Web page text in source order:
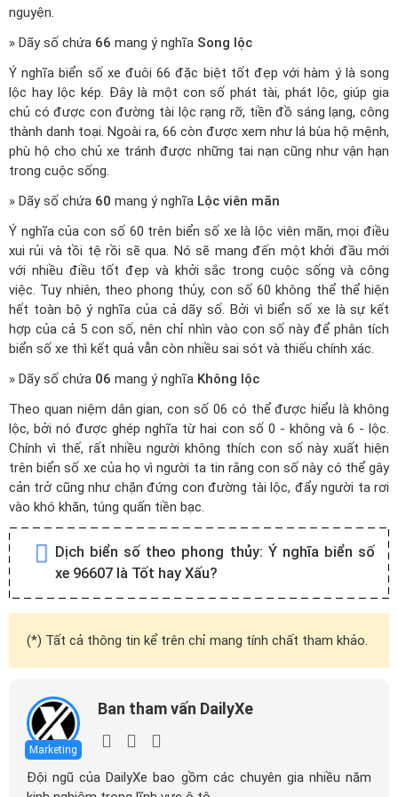
nguyện.
» Dãy số chứa 66 mang ý nghĩa Song lộc
Ý nghĩa biển số xe đuôi 66 đặc biệt tốt đẹp với hàm ý là song
lộc hay lộc kép. Đây là một con số phát tài, phát lộc, giúp gia
chủ có được con đường tài lộc rạng rỡ, tiền đồ sáng lạng, công
thành danh toại. Ngoài ra, 66 còn được xem như lá bùa hộ mệnh,
phù hộ cho chủ xe tránh được những tai nạn cũng như vận hạn
trong cuộc sống.
» Dãy số chứa 60 mang ý nghĩa Lộc viên mãn
Ý nghĩa của con số 60 trên biển số xe là lộc viên mãn, mọi điều
xui rủi và tồi tệ rồi sẽ qua. Nó sẽ mang đến một khởi đầu mới
với nhiều điều tốt đẹp và khởi sắc trong cuộc sống và công
việc. Tuy nhiên, theo phong thủy, con số 60 không thể thể hiện
hết toàn bộ ý nghĩa của cả dãy số. Bởi vì biển số xe là sự kết
hợp của cả 5 con số, nên chỉ nhìn vào con số này để phân tích
biển số xe thì kết quả vẫn còn nhiều sai sót và thiếu chính xác.
» Dãy số chứa 06 mang ý nghĩa Không lộc
Theo quan niệm dân gian, con số 06 có thể được hiểu là không
lộc, bởi nó được ghép nghĩa từ hai con số 0 - không và 6 - lộc.
Chính vì thế, rất nhiều người không thích con số này xuất hiện
trên biển số xe của họ vì người ta tin rằng con số này có thể gây
cản trở cũng như chặn đứng con đường tài lộc, đẩy người ta rơi
vào khó khăn, túng quấn tiền bạc.
Dịch biển số theo phong thủy: Ý nghĩa biển số
xe 96607 là Tốt hay Xấu?
(*) Tất cả thông tin kể trên chỉ mang tính chất tham khảo.
Marketing
Ban tham vấn DailyXe
Đội ngũ của DailyXe bao gồm các chuyên gia nhiều năm